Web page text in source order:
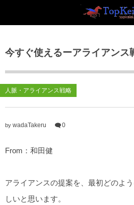
今すぐ使えるーアライアンス
人脈・アライアンス戦略
by wadaTakeru 0
From：和田健
アライアンスの提案を、最初どのよ
しいと思います。
M&A:金融商品取引業者
M&A:上場会社
M&A:太陽光発電所
M&A知識
YesBIT⑨